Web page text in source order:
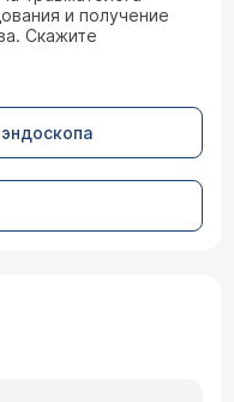
и получение
Скажите